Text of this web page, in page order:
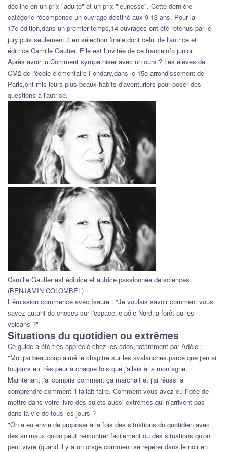
décline en un prix "adulte" et un prix "jeunesse". Cette dernière
catégorie récompense un ouvrage destiné aux 9-13 ans. Pour la
17e édition,dans un premier temps,14 ouvrages ont été retenus par le
jury,puis seulement 3 en sélection finale,dont celui de l'autrice et
éditrice Camille Gautier. Elle est l'invitée de ce franceinfo junior.
Après avoir lu Comment sympathiser avec un ours ? Les élèves de
CM2 de l'école élémentaire Fondary,dans le 15e arrondissement de
Paris,ont mis leurs plus beaux habits d'aventuriers pour poser des
questions à l'autrice.
Camille Gautier est éditrice et autrice,passionnée de sciences.
(BENJAMIN COLOMBEL)
L'émission commence avec Isaure : "Je voulais savoir comment vous
savez autant de choses sur l'espace,le pôle Nord,la forêt ou les
volcans ?"
Situations du quotidien ou extrêmes
Ce guide a été très apprécié chez les ados,notamment par Adèle :
"Moi,j'ai beaucoup aimé le chapitre sur les avalanches,parce que j'en ai
toujours eu très peur à chaque fois que j'allais à la montagne.
Maintenant j'ai compris comment ça marchait et j'ai réussi à
comprendre comment il fallait faire. Comment vous avez eu l'idée de
mettre dans votre livre des sujets aussi extrêmes,qui n'arrivent pas
dans la vie de tous les jours ?
"On a eu envie de proposer à la fois des situations du quotidien avec
des animaux qu'on peut rencontrer facilement ou des situations qu'on
peut vivre (quand il y a un orage,comment se repérer dans le noir en